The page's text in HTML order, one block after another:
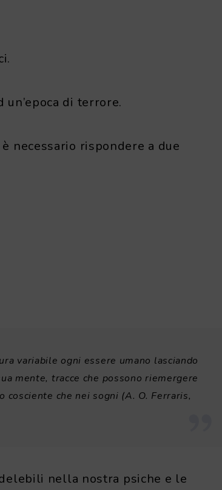
un’epoca di terrore.
necessario rispondere a due
variabile ogni essere umano lasciando
mente, tracce che possono riemergere
che nei sogni (A. O. Ferraris,
nella nostra psiche e le